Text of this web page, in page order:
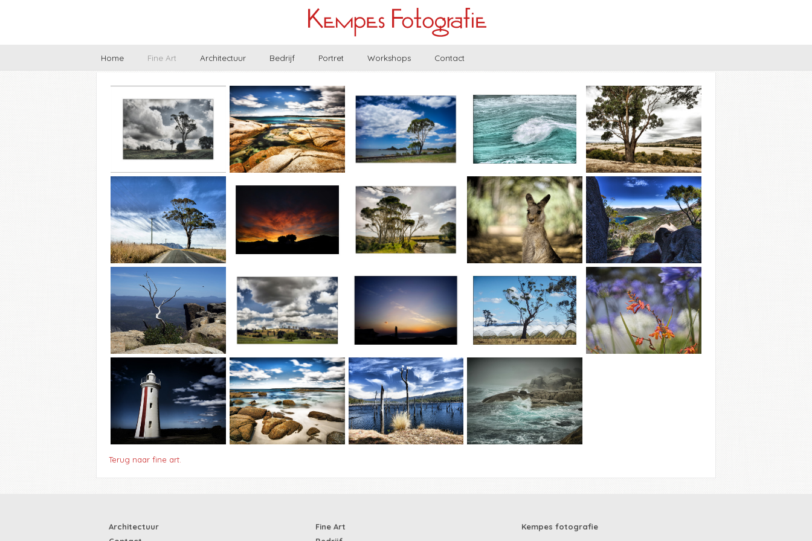
Home Fine Art Architectuur Bedrijf Portret Workshops Contact
Terug naar fine art.
Architectuur
Fine Art
Kempes fotografie